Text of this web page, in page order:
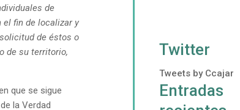
de
el fin de localizar y
de éstos o
de su territorio,
que se sigue
la Verdad
Twitter
Tweets by Ccajar
Entradas